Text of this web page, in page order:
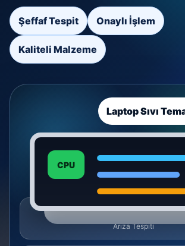
Şeffaf Tespit Onaylı İşlem
Kaliteli Malzeme
CPU
Laptop Sıvı
Ücretsiz
Arıza Tespiti